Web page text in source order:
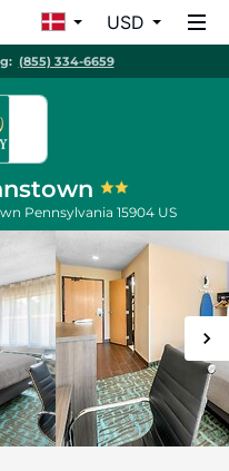
USD
(855) 334-6659
Pennsylvania 15904 US